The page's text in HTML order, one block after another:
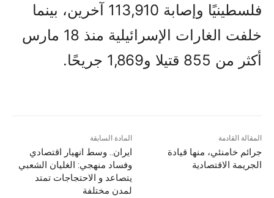
فلسطينيًا وإصابة 113,910 آخرين، بينما
خلفت الغارات الإسرائيلية منذ 18 مارس
أكثر من 855 قتیلا و1,869 جريحًا.
المادة السابقة
ایران.. وسط انهيار اقتصادي
وفساد منهجي: الغليان الشعبي
یتصاعد و الاحتجاجات تمتد
لمدن مختلفة
المقالة القادمة
جرائم خامنئي، منها قيادة
الجریمة الاقتصادیة